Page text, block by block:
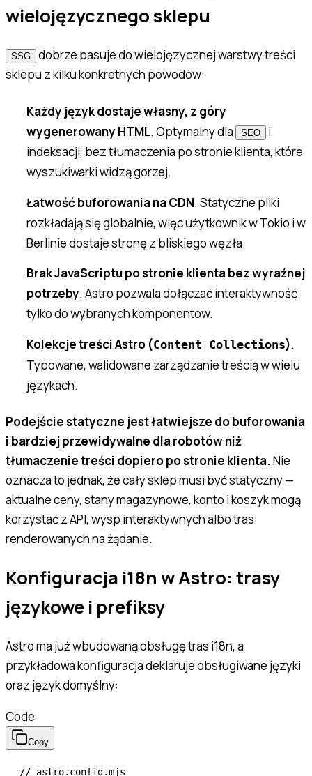
wielojęzycznego sklepu
SSG
dobrze pasuje do wielojęzycznej warstwy treści
sklepu z kilku konkretnych powodów:
Każdy język dostaje własny, z góry
wygenerowany HTML. Optymalny dla SEO
i
indeksacji, bez tłumaczenia po stronie klienta, które
wyszukiwarki widzą gorzej.
Łatwość buforowania na CDN. Statyczne pliki
rozkładają się globalnie, więc użytkownik w Tokio i w
Berlinie dostaje stronę z bliskiego węzła.
Brak JavaScriptu po stronie klienta bez wyraźnej
potrzeby. Astro pozwala dołączać interaktywność
tylko do wybranych komponentów.
Kolekcje treści Astro (Content Collections).
Typowane, walidowane zarządzanie treścią w wielu
językach.
Podejście statyczne jest łatwiejsze do buforowania
i bardziej przewidywalne dla robotów niż
tłumaczenie treści dopiero po stronie klienta.Nie
oznacza to jednak, że cały sklep musi być statyczny —
aktualne ceny, stany magazynowe, konto i koszyk mogą
korzystać z API, wysp interaktywnych albo tras
renderowanych na żądanie.
Konfiguracja i18n w Astro: trasy
językowe i prefiksy
Astro ma już wbudowaną obsługę tras i18n, a
przykładowa konfiguracja deklaruje obsługiwane języki
oraz język domyślny:
Code
Copy
// astro.config.mjs